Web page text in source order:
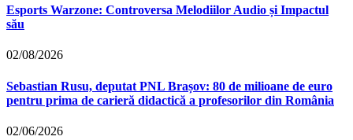
Esports Warzone: Controversa Melodiilor Audio și Impactul
său
02/08/2026
Sebastian Rusu, deputat PNL Brașov: 80 de milioane de euro
pentru prima de carieră didactică a profesorilor din România
02/06/2026